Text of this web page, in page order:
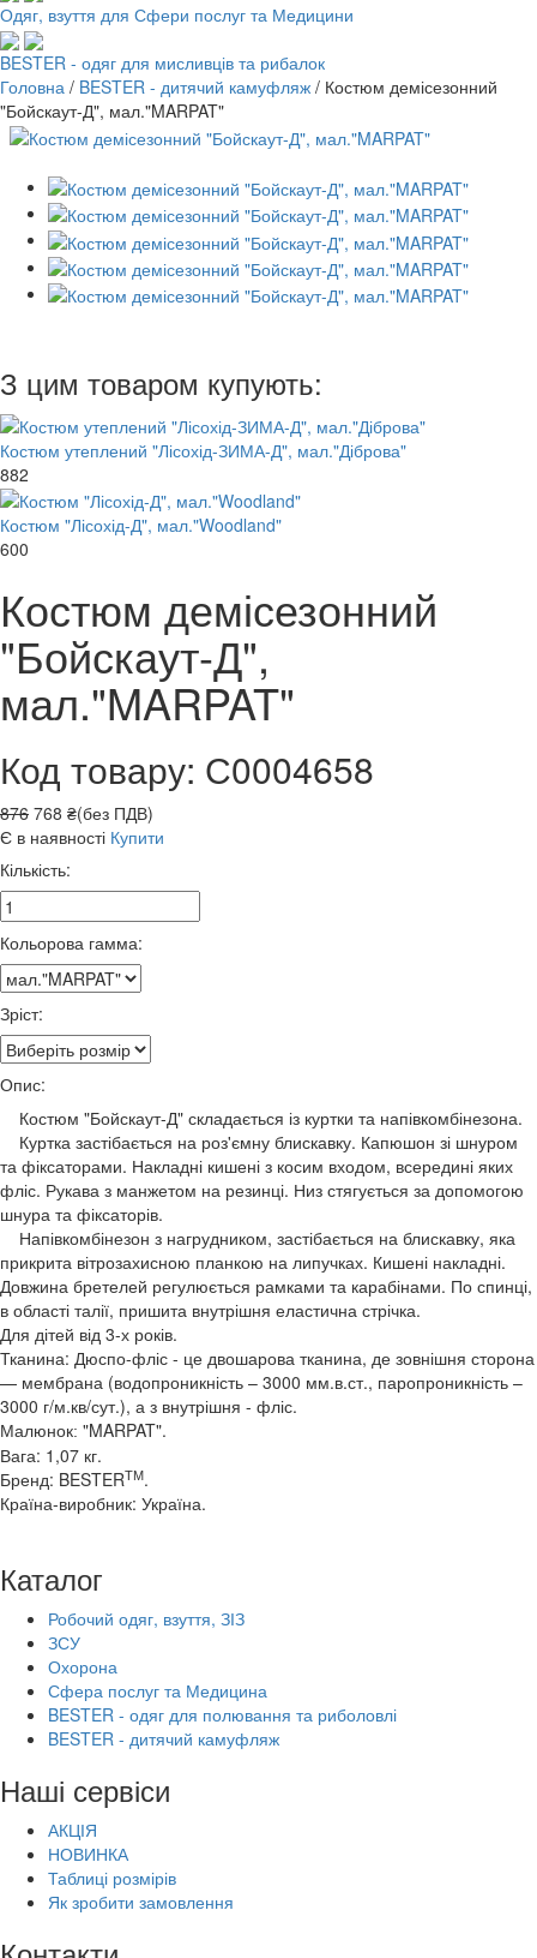
Одяг, взуття для Сфери послуг та Медицини
BESTER - одяг для мисливців та рибалок
Головна / BESTER - дитячий камуфляж / Костюм демісезонний
"Бойскаут-Д", мал."MARPAT"
З цим товаром купують:
Костюм утеплений "Лісохід-ЗИМА-Д", мал."Діброва"
882
Костюм "Лісохід-Д", мал."Woodland"
600
Костюм демісезонний
"Бойскаут-Д",
мал."MARPAT"
Код товару: С0004658
876 768 ₴(без ПДВ)
Є в наявності Купити
Кількість:
Кольорова гамма:
Зріст:
Опис:
Костюм "Бойскаут-Д" складається із куртки та напівкомбінезона.
Куртка застібається на роз'ємну блискавку. Капюшон зі шнуром
та фіксаторами. Накладні кишені з косим входом, всередині яких
фліс. Рукава з манжетом на резинці. Низ стягується за допомогою
шнура та фіксаторів.
Напівкомбінезон з нагрудником, застібається на блискавку, яка
прикрита вітрозахисною планкою на липучках. Кишені накладні.
Довжина бретелей регулюється рамками та карабінами. По спинці,
в області талії, пришита внутрішня еластична стрічка.
Для дітей від 3-х років.
Тканина: Дюспо-фліс - це двошарова тканина, де зовнішня сторона
— мембрана (водопроникність – 3000 мм.в.ст., паропроникність –
3000 г/м.кв/сут.), а з внутрішня - фліс.
Малюнок: "MARPAT".
Вага: 1,07 кг.
Бренд: BESTERТМ.
Країна-виробник: Україна.
Каталог
Робочий одяг, взуття, ЗІЗ
ЗСУ
Охорона
Сфера послуг та Медицина
BESTER - одяг для полювання та риболовлі
BESTER - дитячий камуфляж
Наші сервіси
АКЦІЯ
НОВИНКА
Таблиці розмірів
Як зробити замовлення